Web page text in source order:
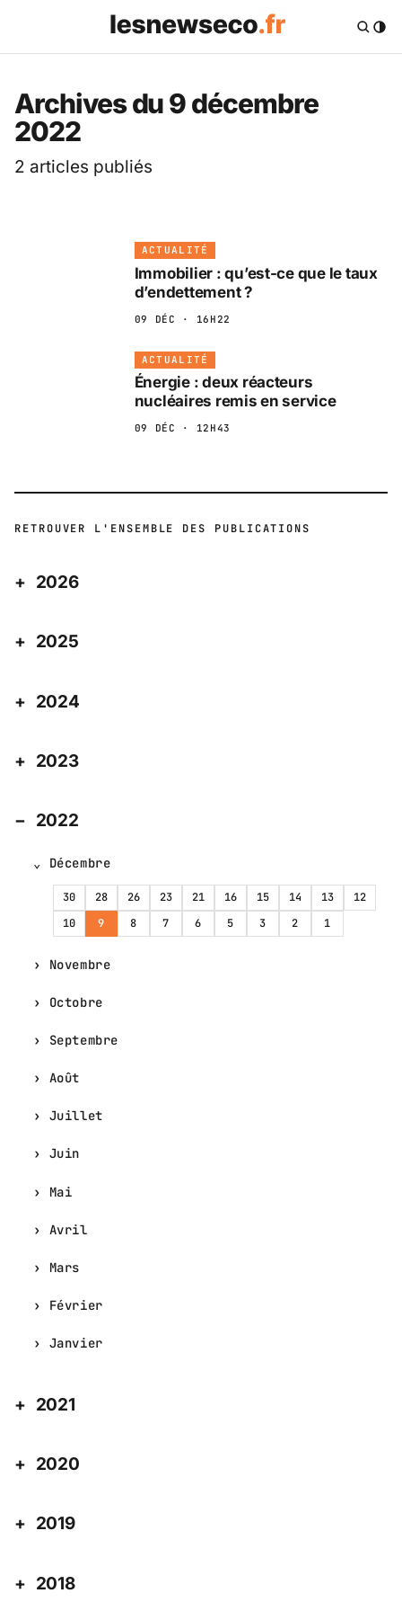
Les News Eco .fr —
Archives du 9 décembre
2022
2 articles publiés
ACTUALITÉ
Immobilier : qu’est-ce que le taux
d’endettement ?
09 DÉC · 16H22
ACTUALITÉ
Énergie : deux réacteurs
nucléaires remis en service
09 DÉC · 12H43
RETROUVER L'ENSEMBLE DES PUBLICATIONS
2026
2025
2024
2023
2022
Décembre
30 28 26 23 21 16 15 14 13
12
10
9 8 7 6 5 3 2 1
Novembre
Octobre
Septembre
Août
Juillet
Juin
Mai
Avril
Mars
Février
Janvier
2021
2020
2019
2018